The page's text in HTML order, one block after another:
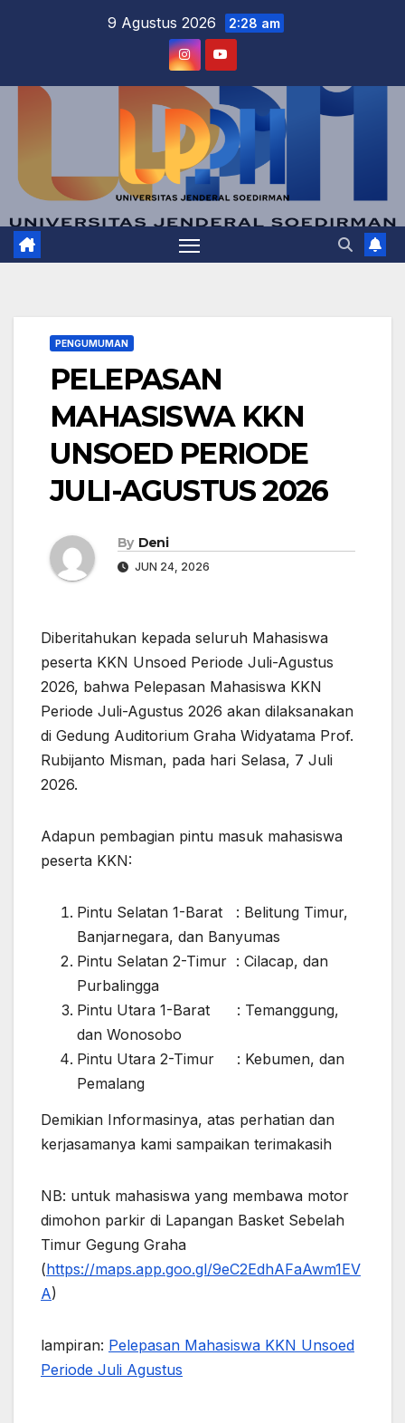
9 Agustus 2026 2:28 am
PENGUMUMAN
PELEPASAN
MAHASISWA KKN
UNSOED PERIODE
JULI-AGUSTUS 2026
By Deni
JUN 24, 2026
Diberitahukan kepada seluruh Mahasiswa
peserta KKN Unsoed Periode Juli-Agustus
2026, bahwa Pelepasan Mahasiswa KKN
Periode Juli-Agustus 2026 akan dilaksanakan
di Gedung Auditorium Graha Widyatama Prof.
Rubijanto Misman, pada hari Selasa, 7 Juli
2026.
Adapun pembagian pintu masuk mahasiswa
peserta KKN:
Pintu Selatan 1-Barat : Belitung Timur,
Banjarnegara, dan Banyumas
Pintu Selatan 2-Timur : Cilacap, dan
Purbalingga
Pintu Utara 1-Barat : Temanggung,
dan Wonosobo
Pintu Utara 2-Timur : Kebumen, dan
Pemalang
Demikian Informasinya, atas perhatian dan
kerjasamanya kami sampaikan terimakasih
NB: untuk mahasiswa yang membawa motor
dimohon parkir di Lapangan Basket Sebelah
Timur Gegung Graha
(https://maps.app.goo.gl/9eC2EdhAFaAwm1EV
A)
lampiran: Pelepasan Mahasiswa KKN Unsoed
Periode Juli Agustus